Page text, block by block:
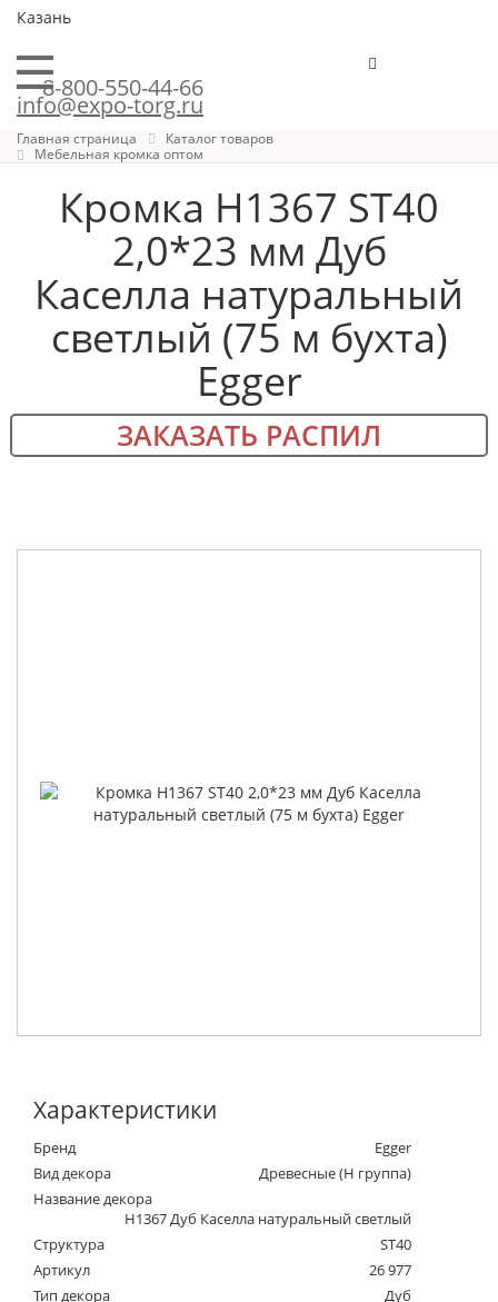
Казань
8-800-550-44-66
info@expo-torg.ru
Главная страница
Каталог товаров
Мебельная кромка оптом
Кромка H1367 ST40
2,0*23 мм Дуб
Каселла натуральный
светлый (75 м бухта)
Egger
ЗАКАЗАТЬ РАСПИЛ
Характеристики
Бренд
Egger
Вид декора
Древесные (Н группа)
Название декора
H1367 Дуб Каселла натуральный светлый
Структура
ST40
Артикул
26 977
Тип декора
Дуб